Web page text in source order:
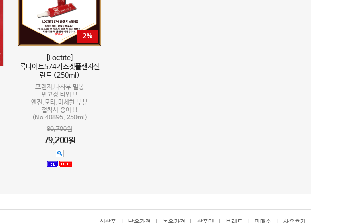
2%
[Loctite]
록타이트574가스켓플랜지실
란트 (250ml)
프렌지,나사부 밀봉
반고정 타입 !!
엔진,모터,미세한 부분
접착시 용이 !!
(No.40895, 250ml)
80,700원
79,200원